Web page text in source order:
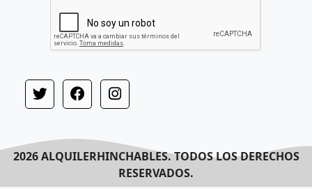
2026 ALQUILERHINCHABLES. TODOS LOS DERECHOS
RESERVADOS.